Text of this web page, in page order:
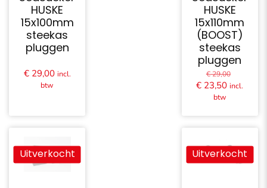
HUSKE
15x100mm
steekas
pluggen
€29,00 incl.
btw
HUSKE
15x110mm
(BOOST)
steekas
pluggen
€29,00
prijs
€ 23,50Huidige
incl.
btw
Uitverkocht Uitverkocht